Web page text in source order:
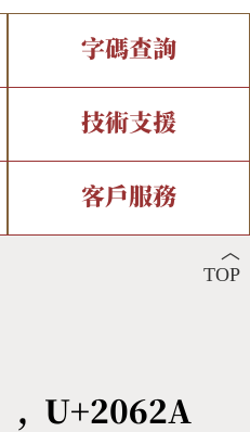
全字庫現況
專有名詞介紹
字碼查詢
部件查詢
注音查詢
Unicode查詢
技術支援
造字解決方案
轉碼Web Service
客戶服務
︿
TOP
, U+2062A